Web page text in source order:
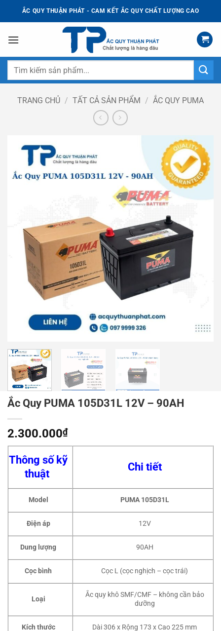
dung
ẮC QUY THUẬN PHÁT - CAM KẾT ẮC QUY CHẤT LƯỢNG CAO
Tìm
TRANG CHỦ / TẤT CẢ SẢN PHẨM / ẮC QUY PUMA
Ắc Quy PUMA 105D31L 12V – 90AH
2.300.000₫
Thông số kỹ
thuật
Chi tiết
Model PUMA 105D31L
Điện áp 12V
Dung lượng 90AH
Cọc bình Cọc L (cọc nghịch – cọc trái)
Loại
Ắc quy khô SMF/CMF – không cần bảo
dưỡng
Kích thước Dài 306 x Rộng 173 x Cao 225 mm